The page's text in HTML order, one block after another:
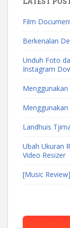
Film
Berkenalan
Unduh Foto
Instagram
Landhuis
Ubah Ukuran
Video Resizer
[Music